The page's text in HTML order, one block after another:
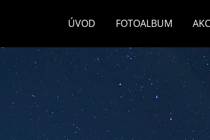
ÚVOD FOTOALBUM